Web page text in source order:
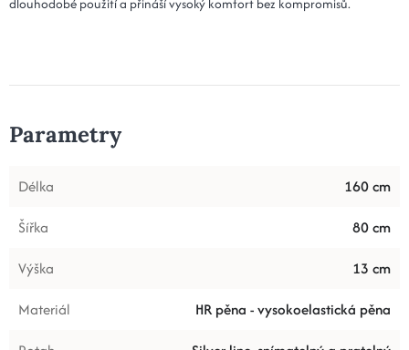
Parametry
Délka
160 cm
Šířka
80 cm
Výška
13 cm
Materiál
HR pěna - vysokoelastická pěna